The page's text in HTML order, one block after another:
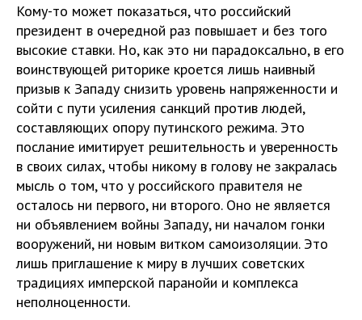
Кому-то может показаться, что российский
президент в очередной раз повышает и без того
высокие ставки. Но, как это ни парадоксально, в его
воинствующей риторике кроется лишь наивный
призыв к Западу снизить уровень напряженности и
сойти с пути усиления санкций против людей,
составляющих опору путинского режима. Это
послание имитирует решительность и уверенность
в своих силах, чтобы никому в голову не закралась
мысль о том, что у российского правителя не
осталось ни первого, ни второго. Оно не является
ни объявлением войны Западу, ни началом гонки
вооружений, ни новым витком самоизоляции. Это
лишь приглашение к миру в лучших советских
традициях имперской паранойи и комплекса
неполноценности.